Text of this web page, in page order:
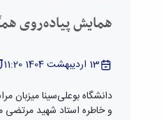
همایش پیاده‌روی
13 اردیبهشت 1404 11:20
دانشگاه بوعلی‌سینا
و خاطره استاد شهید مرتضی